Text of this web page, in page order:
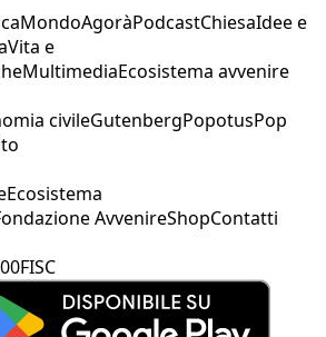
MondoAgoràPodcastChiesaIdee e
Vita e
MultimediaEcosistema avvenire
civileGutenbergPopotusPop
Ecosistema
AvvenireShopContatti
FISC